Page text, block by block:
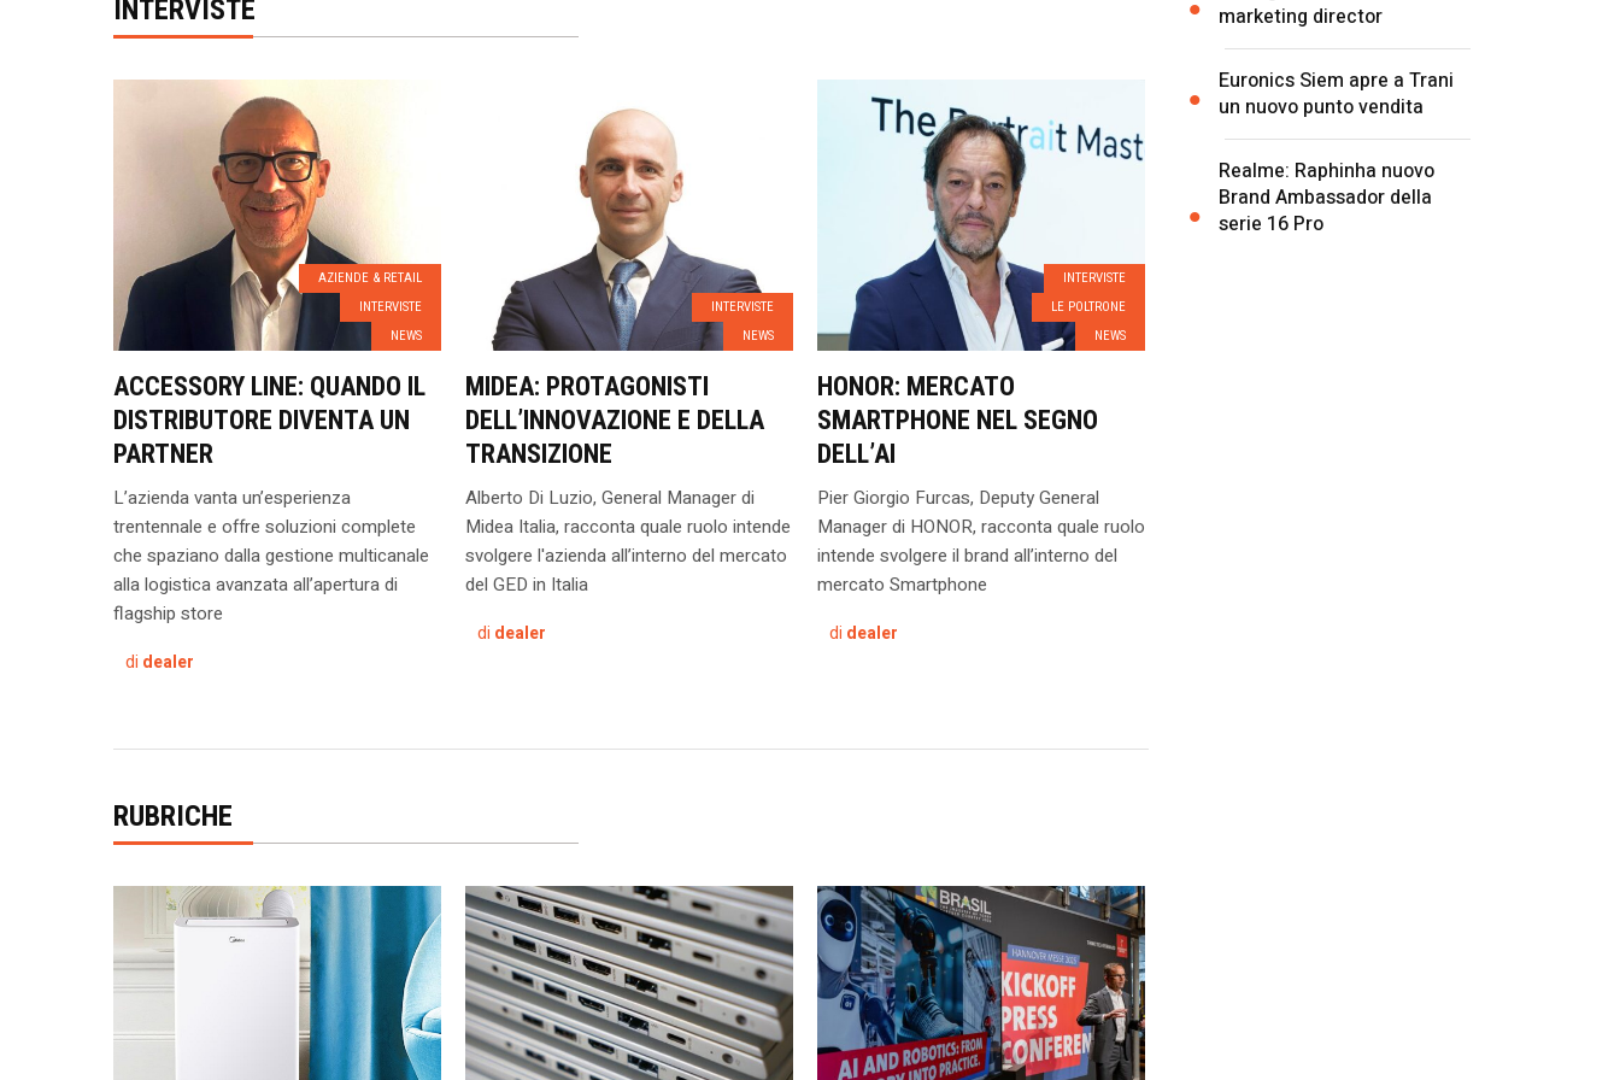
INTERVISTE
AZIENDE & RETAIL
INTERVISTE
NEWS
ACCESSORY LINE: QUANDO IL
DISTRIBUTORE DIVENTA UN
PARTNER
L’azienda vanta un’esperienza
trentennale e offre soluzioni complete
che spaziano dalla gestione multicanale
alla logistica avanzata all’apertura di
flagship store
di dealer
INTERVISTE
NEWS
MIDEA: PROTAGONISTI
DELL’INNOVAZIONE E DELLA
TRANSIZIONE
Alberto Di Luzio, General Manager di
Midea Italia, racconta quale ruolo intende
svolgere l'azienda all’interno del mercato
del GED in Italia
di dealer
INTERVISTE
LE POLTRONE
NEWS
HONOR: MERCATO
SMARTPHONE NEL SEGNO
DELL’AI
Pier Giorgio Furcas, Deputy General
Manager di HONOR, racconta quale ruolo
intende svolgere il brand all’interno del
mercato Smartphone
di dealer
RUBRICHE
marketing director
Euronics Siem apre a Trani
un nuovo punto vendita
Realme: Raphinha nuovo
Brand Ambassador della
serie 16 Pro